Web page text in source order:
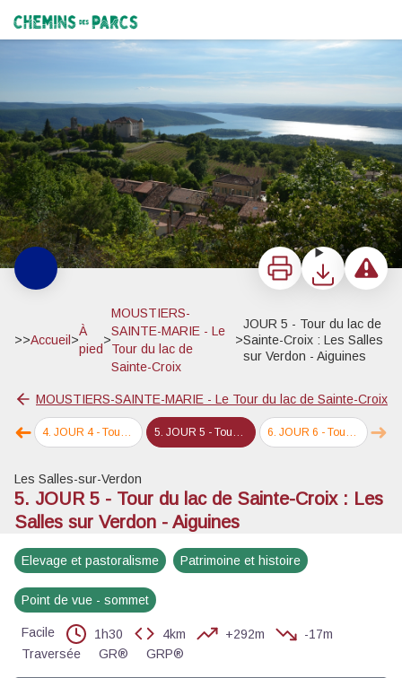
Chemins des Parcs
Voir l'image en plein écran
ImprimerTéléchargerSignaler
>>Accueil>
À
pied
>
MOUSTIERS-
SAINTE-MARIE - Le
Tour du lac de
Sainte-Croix
>
JOUR 5 - Tour du lac de
Sainte-Croix : Les Salles
sur Verdon - Aiguines
MOUSTIERS-SAINTE-MARIE - Le Tour du lac de Sainte-Croix
➜Étape précédente
4. JOUR 4 - Tour du lac de Sainte-Croix du Verdon : Bauduen - Les-Salles-sur-Verdon 5 .JOUR 5 - Tour du lac de Sainte-Croix : Les Salles sur Verdon - Aiguines 6 JOUR 6 - Tour du lac de Sainte-Croix : Aiguines - Moustiers-Sainte-Marie ➜
Les Salles-sur-Verdon
5. JOUR 5 - Tour du lac de Sainte-Croix : Les
Salles sur Verdon - Aiguines
Elevage et pastoralisme Patrimoine et histoire
Point de vue - sommet
Facile 1h30 4km +292m
-17m
Traversée
GR® GRP®